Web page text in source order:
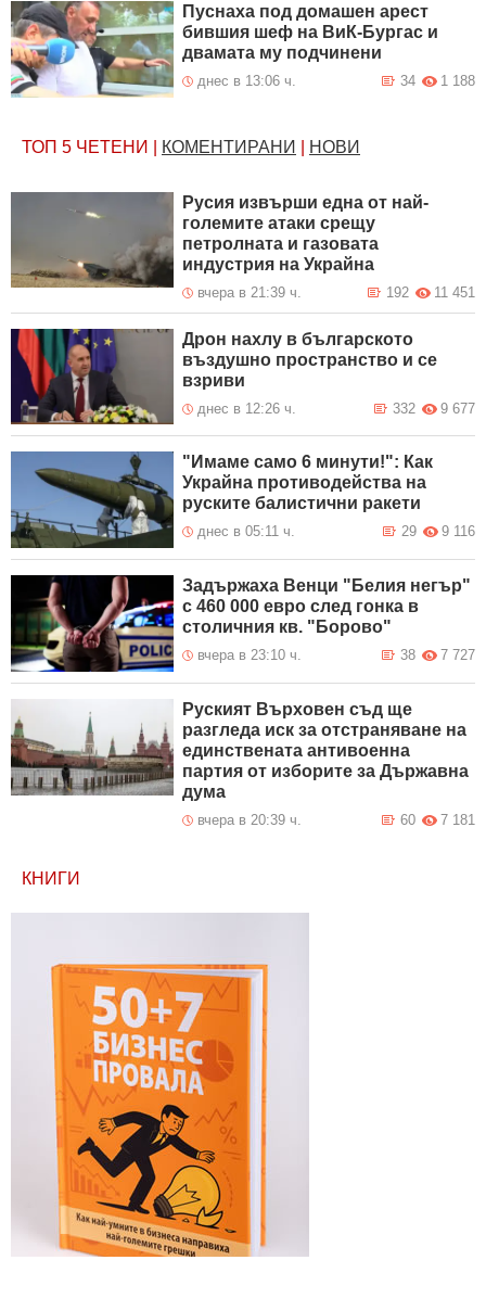
Пуснаха под домашен арест
бившия шеф на ВиК-Бургас и
двамата му подчинени
днес в 13:06 ч. 1 188
34
ТОП 5 ЧЕТЕНИ КОМЕНТИРАНИ НОВИ
Русия извърши една от най-
големите атаки срещу
петролната и газовата
индустрия на Украйна
вчера в 21:39 ч. 11 451
192
Дрон нахлу в българското
въздушно пространство и се
взриви
днес в 12:26 ч. 9 677
332
"Имаме само 6 минути!": Как
Украйна противодейства на
руските балистични ракети
днес в 05:11 ч. 9 116
29
Задържаха Венци "Белия негър"
с 460 000 евро след гонка в
столичния кв. "Борово"
вчера в 23:10 ч. 7 727
38
Руският Върховен съд ще
разгледа иск за отстраняване на
единствената антивоенна
партия от изборите за Държавна
дума
вчера в 20:39 ч. 7 181
60
КНИГИ